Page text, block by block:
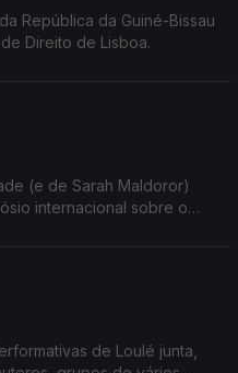
República da Guiné-Bissau
Direito de Lisboa.
(e de Sarah Maldoror)
internacional sobre o
de Loulé junta,